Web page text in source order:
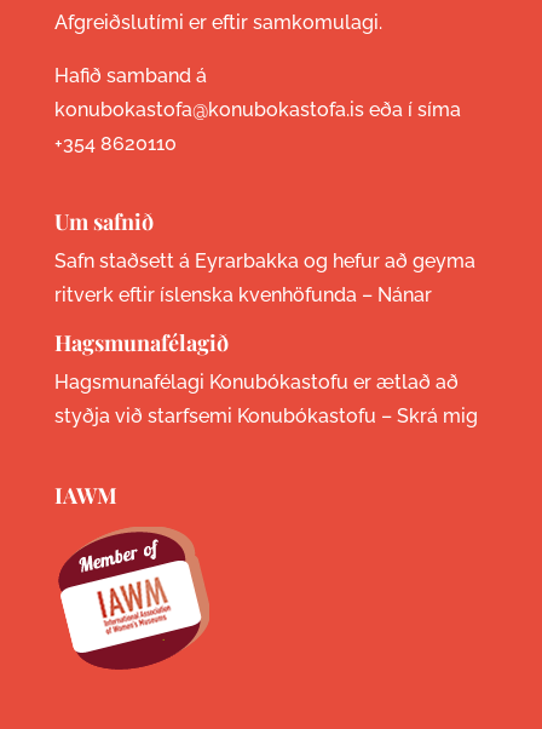
Afgreiðslutími er eftir samkomulagi.
Hafið samband á
konubokastofa@konubokastofa.is eða í síma
+354 8620110
Um safnið
Safn staðsett á Eyrarbakka og hefur að geyma
ritverk eftir íslenska kvenhöfunda – Nánar
Hagsmunafélagið
Hagsmunafélagi Konubókastofu er ætlað að
styðja við starfsemi Konubókastofu – Skrá mig
IAWM